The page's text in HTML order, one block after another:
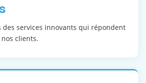
des services innovants qui répondent
clients.